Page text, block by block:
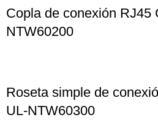
Copla de conexión RJ45
NTW60200
Roseta simple de
UL-NTW60300